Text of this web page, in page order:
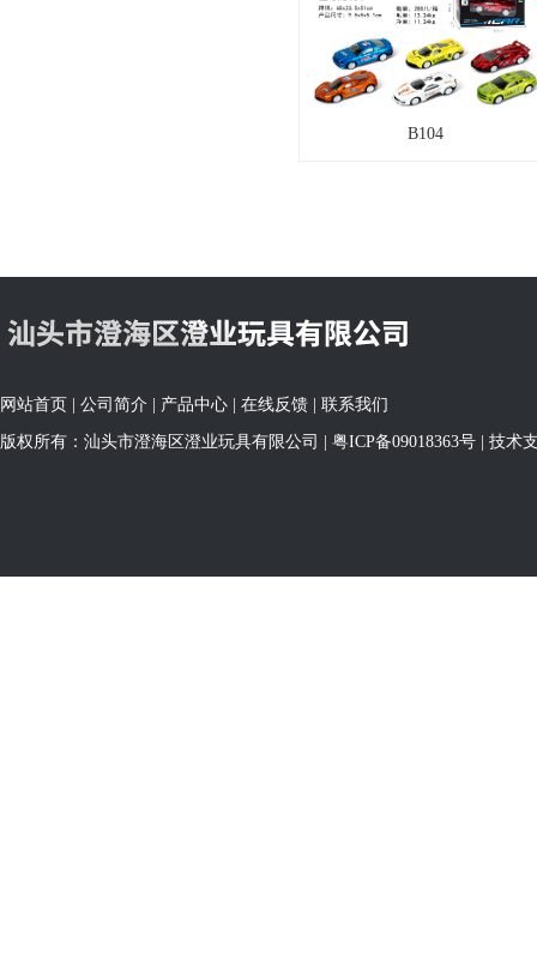
B104
网站首页 公司简介 产品中心 在线反馈 联系我们
版权所有：汕头市澄海区澄业玩具有限公司 | 粤ICP备09018363号 | 技术